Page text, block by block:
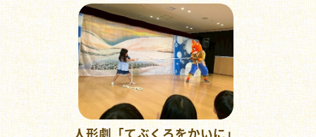
人形劇「てぶくろをかいに」